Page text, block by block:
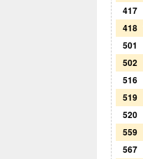
417
418
501
502
516
519
520
559
567